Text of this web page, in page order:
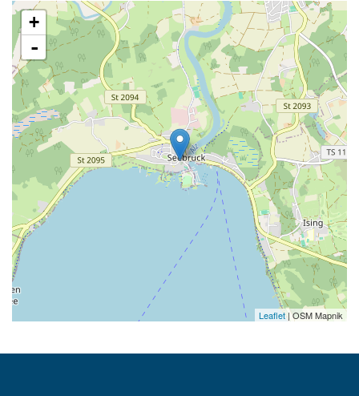
+
-
Leaflet | OSM Mapnik